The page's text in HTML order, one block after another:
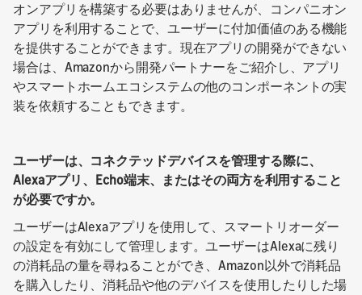
オンアプリを構築する必要はありませんが、コンパニオン
アプリを利用することで、ユーザーに付加価値のある機能
を提供することができます。現在アプリの開発ができない
場合は、Amazonから開発パートナーをご紹介し、アプリ
やスマートホームエコシステムの他のコンポーネントの実
装を依頼することもできます。
ユーザーは、コネクテッドデバイスを管理する際に、
Alexaアプリ、Echo端末、またはその両方を利用すること
が必要ですか。
ユーザーはAlexaアプリを使用して、スマートリオーダー
の設定を有効にして管理します。ユーザーはAlexaに残り
の消耗品の量を尋ねることができ、Amazon以外で消耗品
を購入したり、消耗品や他のデバイスを使用したりした場